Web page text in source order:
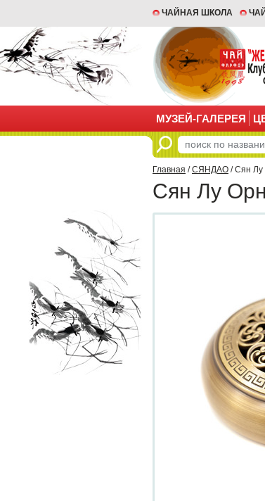
ЧАЙНАЯ ШКОЛА
МУЗЕЙ-ГАЛЕРЕЯ
Главная /СЯНДАО / Сян Лу
Сян Лу